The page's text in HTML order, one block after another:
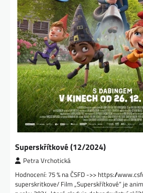
Superskřítkové (12/2024)
Petra Vrchotická
Hodnocení: 75 % na ČSFD ->> https://
superskritkove/ Film „Superskřítkové“ je